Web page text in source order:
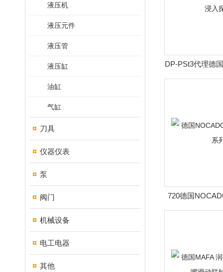
液压机
液压元件
液压管
液压缸
油缸
气缸
刀具
仪器仪表
泵
阀门
机械设备
电工电器
其他
DP-PSt3代理德
气浸
720德国
系